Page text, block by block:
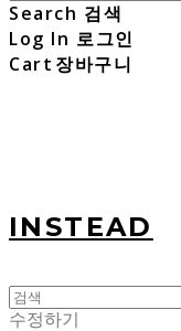
Search 검색
Log In 로그인
Cart 장바구니
INSTEAD
수정하기